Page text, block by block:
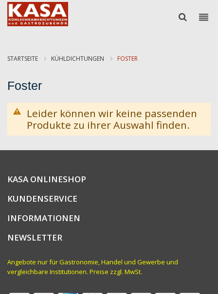
STARTSEITE KÜHLDICHTUNGEN FOSTER
Foster
Leider können wir keine passenden
Produkte zu ihrer Auswahl finden.
KASA ONLINESHOP
KUNDENSERVICE
INFORMATIONEN
NEWSLETTER
Angebote nur für Gastronomie, Handel und Gewerbe und
vergleichbare Institutionen. Preise zzgl. MwSt.